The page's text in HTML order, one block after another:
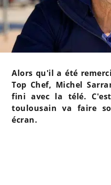
Alors qu'il a été
Top Chef, Michel
fini avec la télé.
toulousain va faire
écran.